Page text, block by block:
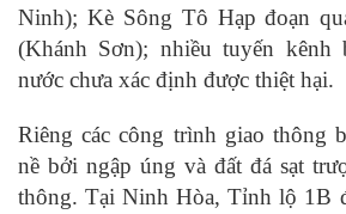
Ninh); Kè Sông Tô Hạp đoạn
(Khánh Sơn); nhiều tuyến kênh
nước chưa xác định được thiệt hại.
Riêng các công trình giao thông
nề bởi ngập úng và đất đá sạt
thông. Tại Ninh Hòa, Tỉnh lộ 1B